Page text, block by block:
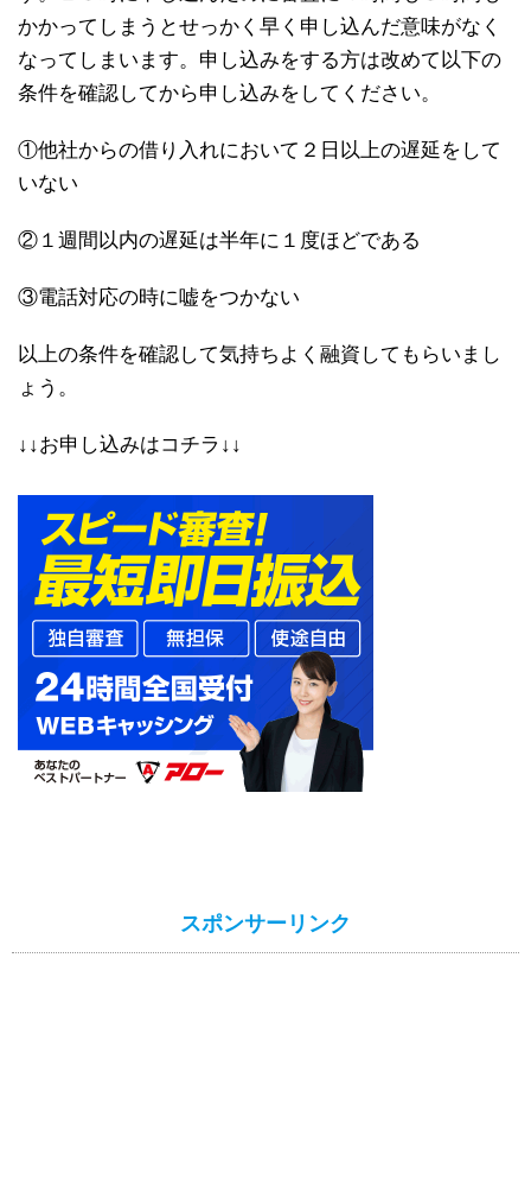
かかってしまうとせっかく早く申し込んだ意味がなく
なってしまいます。申し込みをする方は改めて以下の
条件を確認してから申し込みをしてください。
①他社からの借り入れにおいて２日以上の遅延をして
いない
②１週間以内の遅延は半年に１度ほどである
③電話対応の時に嘘をつかない
以上の条件を確認して気持ちよく融資してもらいまし
ょう。
↓↓お申し込みはコチラ↓↓
スポンサーリンク